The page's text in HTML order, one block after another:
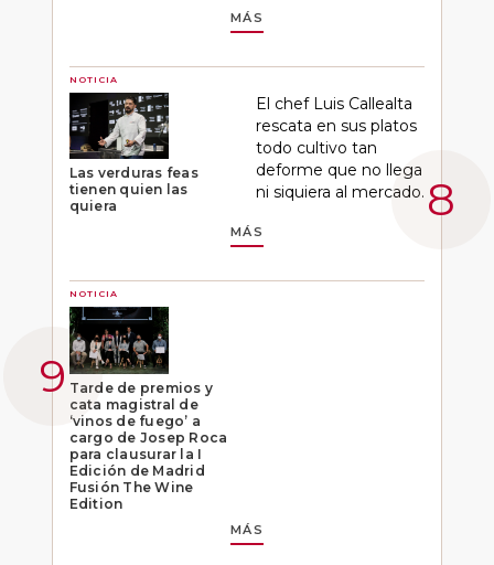
MÁS
NOTICIA
Las verduras feas
tienen quien las
quiera
El chef Luis Callealta
rescata en sus platos
todo cultivo tan
deforme que no llega
ni siquiera al mercado.
MÁS
NOTICIA
Tarde de premios y
cata magistral de
‘vinos de fuego’ a
cargo de Josep Roca
para clausurar la I
Edición de Madrid
Fusión The Wine
Edition
MÁS